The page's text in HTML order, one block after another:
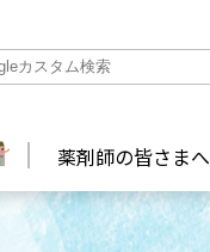
薬剤師の皆さまへ